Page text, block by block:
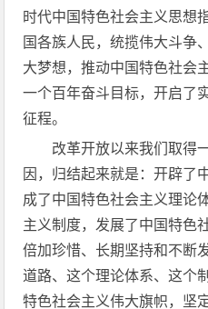
时代中国特色社会主义思想
国各族人民，统揽伟大斗争
大梦想，推动中国特色社会
一个百年奋斗目标，开启了
征程。
改革开放以来我们取得
因，归结起来就是：开辟了
成了中国特色社会主义理论
主义制度，发展了中国特色
倍加珍惜、长期坚持和不断
道路、这个理论体系、这个
特色社会主义伟大旗帜，坚